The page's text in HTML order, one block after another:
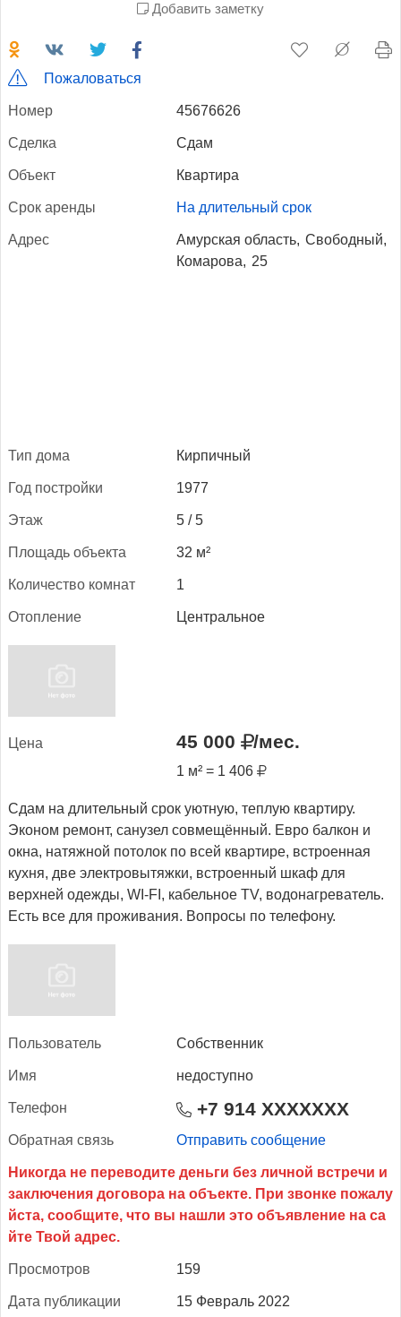
Добавить заметку
Пожаловаться
Но­мер 45676626
Сдел­ка Сдам
Объ­ект Квартира
Срок арен­ды На длительный срок
Ад­рес Амурская область, Свободный,
Комарова, 25
Тип до­ма Кирпичный
Год пос­трой­ки 1977
Этаж 5 / 5
Пло­щадь объ­ек­та 32 м²
Ко­личес­тво ком­нат 1
Отоп­ле­ние Центральное
Це­на 45 000 /мес.
1 м² = 1 406
Сдам на длительный срок уютную, теплую квартиру.
Эконом ремонт, санузел совмещённый. Евро балкон и
окна, натяжной потолок по всей квартире, встроенная
кухня, две электровытяжки, встроенный шкаф для
верхней одежды, WI-FI, кабельное ТV, водонагреватель.
Есть все для проживания. Вопросы по телефону.
Поль­зо­ватель Собственник
Имя недоступно
Те­лефон +7 914 XXXXXXX
Об­ратная связь Отправить сообщение
Прос­мотров 159
Да­та пуб­ли­кации 15 Февраль 2022